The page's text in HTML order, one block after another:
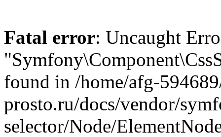
Fatal error: Uncaught
found in /home/afg-
prosto.ru/docs/vendor/
selector/Node/